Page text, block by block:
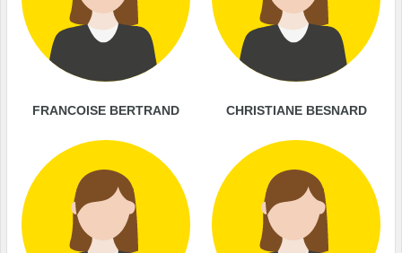
FRANCOISE BERTRAND CHRISTIANE BESNARD